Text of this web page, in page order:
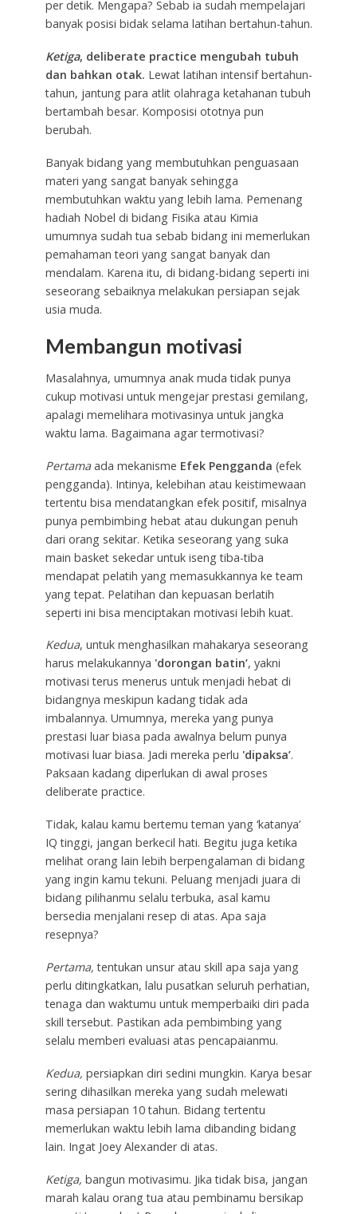
per detik. Mengapa? Sebab ia sudah mempelajari
banyak posisi bidak selama latihan bertahun-tahun.
Ketiga, deliberate practice mengubah tubuh
dan bahkan otak. Lewat latihan intensif bertahun-
tahun, jantung para atlit olahraga ketahanan tubuh
bertambah besar. Komposisi ototnya pun
berubah.
Banyak bidang yang membutuhkan penguasaan
materi yang sangat banyak sehingga
membutuhkan waktu yang lebih lama. Pemenang
hadiah Nobel di bidang Fisika atau Kimia
umumnya sudah tua sebab bidang ini memerlukan
pemahaman teori yang sangat banyak dan
mendalam. Karena itu, di bidang-bidang seperti ini
seseorang sebaiknya melakukan persiapan sejak
usia muda.
Membangun motivasi
Masalahnya, umumnya anak muda tidak punya
cukup motivasi untuk mengejar prestasi gemilang,
apalagi memelihara motivasinya untuk jangka
waktu lama. Bagaimana agar termotivasi?
Pertamaada mekanisme Efek Pengganda (efek
pengganda). Intinya, kelebihan atau keistimewaan
tertentu bisa mendatangkan efek positif, misalnya
punya pembimbing hebat atau dukungan penuh
dari orang sekitar. Ketika seseorang yang suka
main basket sekedar untuk iseng tiba-tiba
mendapat pelatih yang memasukkannya ke team
yang tepat. Pelatihan dan kepuasan berlatih
seperti ini bisa menciptakan motivasi lebih kuat.
Kedua, untuk menghasilkan mahakarya seseorang
harus melakukannya 'dorongan batin’, yakni
motivasi terus menerus untuk menjadi hebat di
bidangnya meskipun kadang tidak ada
imbalannya. Umumnya, mereka yang punya
prestasi luar biasa pada awalnya belum punya
motivasi luar biasa. Jadi mereka perlu 'dipaksa’.
Paksaan kadang diperlukan di awal proses
deliberate practice.
Tidak, kalau kamu bertemu teman yang ‘katanya’
IQ tinggi, jangan berkecil hati. Begitu juga ketika
melihat orang lain lebih berpengalaman di bidang
yang ingin kamu tekuni. Peluang menjadi juara di
bidang pilihanmu selalu terbuka, asal kamu
bersedia menjalani resep di atas. Apa saja
resepnya?
Pertama, tentukan unsur atau skill apa saja yang
perlu ditingkatkan, lalu pusatkan seluruh perhatian,
tenaga dan waktumu untuk memperbaiki diri pada
skill tersebut. Pastikan ada pembimbing yang
selalu memberi evaluasi atas pencapaianmu.
Kedua, persiapkan diri sedini mungkin. Karya besar
sering dihasilkan mereka yang sudah melewati
masa persiapan 10 tahun. Bidang tertentu
memerlukan waktu lebih lama dibanding bidang
lain. Ingat Joey Alexander di atas.
Ketiga, bangun motivasimu. Jika tidak bisa, jangan
marah kalau orang tua atau pembinamu bersikap